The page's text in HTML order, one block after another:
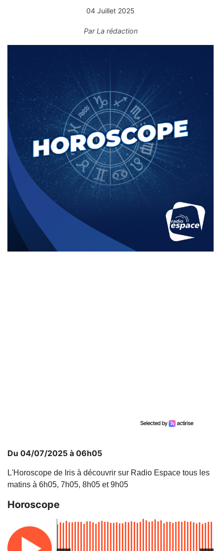
04 Juillet 2025
ParLa rédaction
Du 04/07/2025 à 06h05
L'Horoscope de Iris à découvrir sur Radio Espace tous les
matins à 6h05, 7h05, 8h05 et 9h05
Horoscope